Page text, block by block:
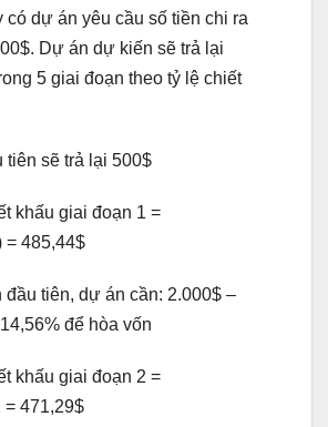
có dự án yêu cầu số tiền chi ra
Dự án dự kiến sẽ trả lại
5 giai đoạn theo tỷ lệ chiết
tiên sẽ trả lại 500$
khấu giai đoạn 1 =
= 485,44$
đầu tiên, dự án cần: 2.000$ –
để hòa vốn
khấu giai đoạn 2 =
= 471,29$